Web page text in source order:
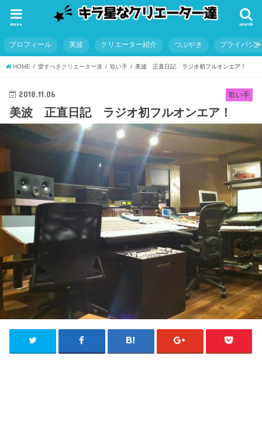
search
menu
プロフィール 美波 クリエーター紹介 つぶやき プライバシ
HOME 愛すべきクリエーター達 歌い手 美波 正直日記 ラジオ初フルオンエア！
歌い手
2018.11.06
美波 正直日記 ラジオ初フルオンエア！